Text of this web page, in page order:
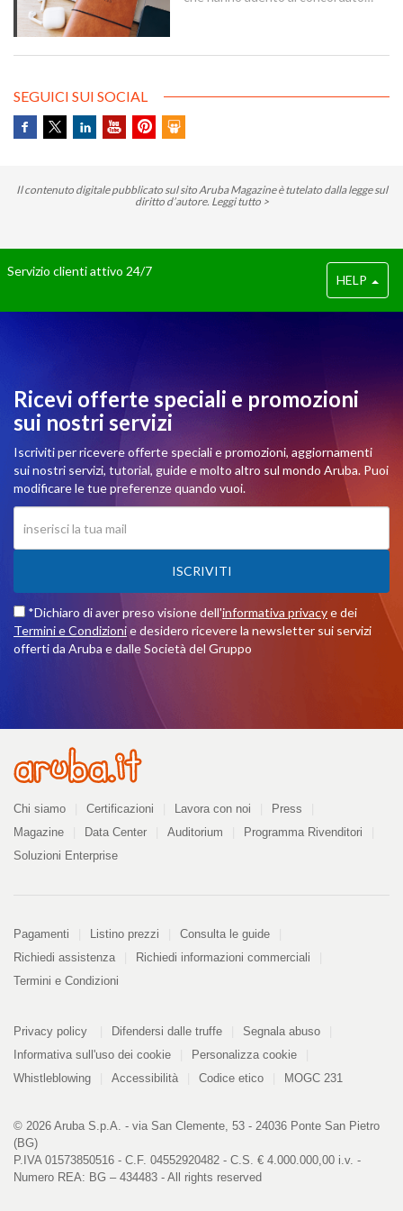
anni 2018-2022, versando
dell’IRAP.
SEGUICI SUI SOCIAL
Il contenuto digitale pubblicato sul sito Aruba Magazine è tutelato dalla legge sul
diritto d’autore. Leggi tutto >
HELP
Servizio clienti attivo 24/7
Ricevi offerte speciali e promozioni
sui nostri servizi
Iscriviti per ricevere offerte speciali e promozioni, aggiornamenti
sui nostri servizi, tutorial, guide e molto altro sul mondo Aruba. Puoi
modificare le tue preferenze quando vuoi.
ISCRIVITI
*Dichiaro di aver preso visione dell'informativa privacye dei
Termini e Condizionie desidero ricevere la newsletter sui servizi
offerti da Aruba e dalle Società del Gruppo
Azienda
Chi siamo Certificazioni Lavora con noi
Press
Magazine
Data Center Auditorium
Programma Rivenditori
Soluzioni Enterprise
Pagamenti
Pagamenti Listino prezzi
Consulta le guide
Richiedi assistenza
Richiedi informazioni commerciali
Termini e Condizioni
Informazioni
Privacy policy
PDF
kB
Difendersi dalle truffe
Segnala abuso
Informativa sull'uso dei cookie
Personalizza cookie
Whistleblowing
Accessibilità Codice etico MOGC 231
© 2026 Aruba S.p.A. - via San Clemente, 53 - 24036 Ponte San Pietro
(BG)
P.IVA 01573850516 - C.F. 04552920482 - C.S. € 4.000.000,00 i.v. -
Numero REA: BG – 434483 - All rights reserved